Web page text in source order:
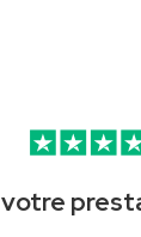
votre